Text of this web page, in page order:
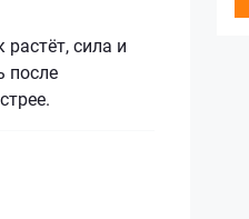
сила и
после